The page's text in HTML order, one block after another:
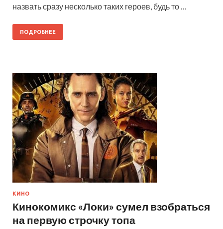
назвать сразу несколько таких героев, будь то …
ПОДРОБНЕЕ
КИНО
Кинокомикс «Локи» сумел взобраться
на первую строчку топа